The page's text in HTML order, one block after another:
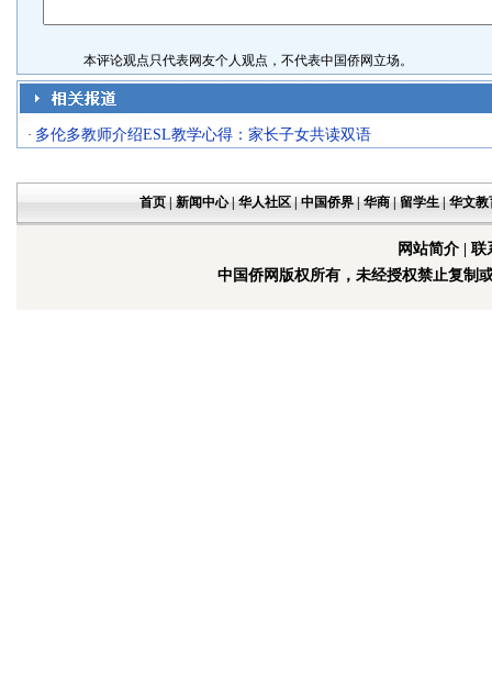
本评论观点只代表网友个人观点，不代表中国侨网立场。
· 多伦多教师介绍ESL教学心得：家长子女共读双语
首页| 新闻中心| 华人社区| 中国侨界| 华商| 留学生| 华文教
网站简介| 联
中国侨网版权所有，未经授权禁止复制